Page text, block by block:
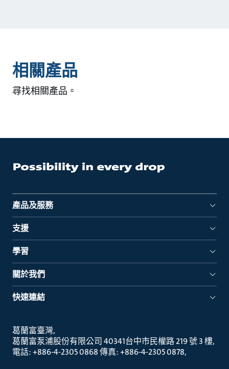
相關產品
尋找相關產品。
產品及服務
支援
學習
關於我們
快速連結
葛蘭富臺灣
葛蘭富泵浦股份有限公司 40341台中市民權路 219 號 3 樓
電話: +886-4-2305 0868 傳真: +886-4-2305 0878